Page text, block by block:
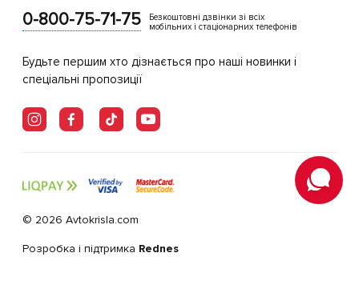
0-800-75-71-75
Безкоштовні дзвінки зі всіх
мобільних і стаціонарних телефонів
Будьте першим хто дізнається про наші новинки і
спеціальні пропозиції
© 2026 Avtokrisla.com
Розробка і підтримка Rednes